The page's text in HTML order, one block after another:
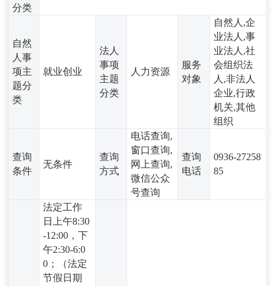
分类
自然
人事
项主
题分
类
就业创业
法人
事项
主题
分类
人力资源
服务
对象
自然人,企
业法人,事
业法人,社
会组织法
人,非法人
企业,行政
机关,其他
组织
查询
条件
无条件
查询
方式
电话查询,
窗口查询,
网上查询,
微信公众
号查询
查询
电话
0936-27258
85
法定工作
日上午8:30
-12:00，下
午2:30-6:0
0；（法定
节假日期